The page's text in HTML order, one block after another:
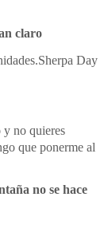
claro
y no quieres
que ponerme al
no se hace